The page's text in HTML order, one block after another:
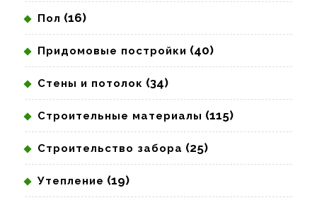
Пол (16)
Придомовые постройки (40)
Стены и потолок (34)
Строительные материалы (115)
Строительство забора (25)
Утепление (19)